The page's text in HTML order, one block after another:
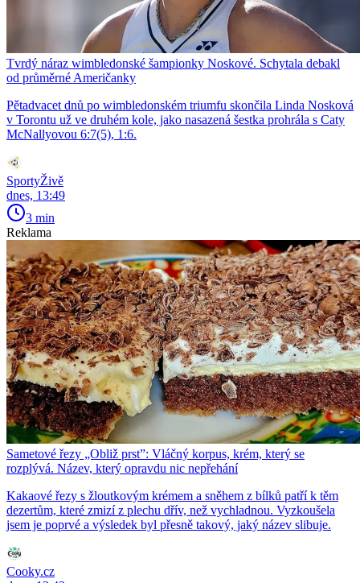
Tvrdý náraz wimbledonské šampionky Noskové. Schytala debakl
od průměrné Američanky
Pětadvacet dnů po wimbledonském triumfu skončila Linda Nosková
v Torontu už ve druhém kole, jako nasazená šestka prohrála s Caty
McNallyovou 6:7(5), 1:6.
SportyŽivě
dnes, 13:49
3 min
Reklama
Sametové řezy „Obliž prst”: Vláčný korpus, krém, který se
rozplývá. Název, který opravdu nic nepřehání
Kakaové řezy s žloutkovým krémem a sněhem z bílků patří k těm
dezertům, které zmizí z plechu dřív, než vychladnou. Vyzkoušela
jsem je poprvé a výsledek byl přesně takový, jaký název slibuje.
Cooky.cz